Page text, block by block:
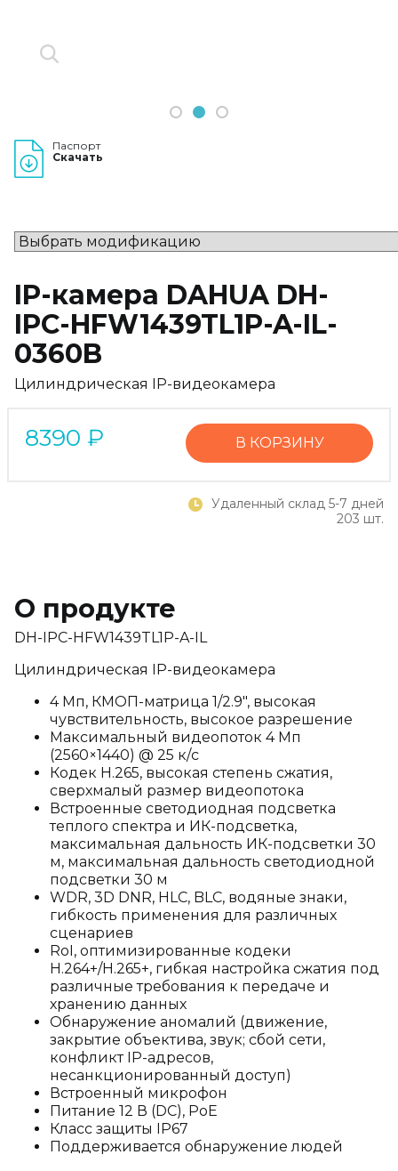
1 2 3
Паспорт
Скачать
IP-камера DAHUA DH-
IPC-HFW1439TL1P-A-IL-
0360B
Цилиндрическая IP-видеокамера
8390 ₽ В КОРЗИНУ
Удаленный склад 5-7 дней
203 шт.
О продукте
DH-IPC-HFW1439TL1P-A-IL
Цилиндрическая IP-видеокамера
4 Мп, КМОП-матрица 1/2.9", высокая
чувствительность, высокое разрешение
Максимальный видеопоток 4 Мп
(2560×1440) @ 25 к/с
Кодек H.265, высокая степень сжатия,
сверхмалый размер видеопотока
Встроенные светодиодная подсветка
теплого спектра и ИК-подсветка,
максимальная дальность ИК-подсветки 30
м, максимальная дальность светодиодной
подсветки 30 м
WDR, 3D DNR, HLC, BLC, водяные знаки,
гибкость применения для различных
сценариев
RoI, оптимизированные кодеки
H.264+/H.265+, гибкая настройка сжатия под
различные требования к передаче и
хранению данных
Обнаружение аномалий (движение,
закрытие объектива, звук; сбой сети,
конфликт IP-адресов,
несанкционированный доступ)
Встроенный микрофон
Питание 12 В (DC), PoE
Класс защиты IP67
Поддерживается обнаружение людей